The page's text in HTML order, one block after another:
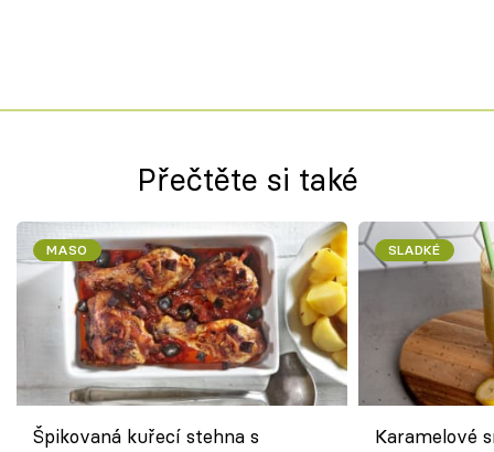
Přečtěte si také
MASO
Špikovaná kuřecí stehna s
SLADKÉ
Karamelové